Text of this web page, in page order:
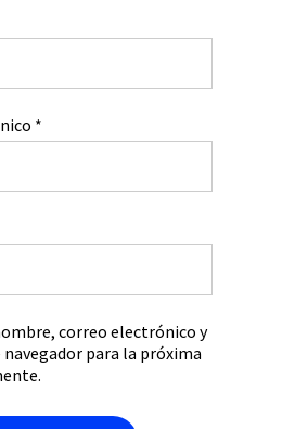
*
correo electrónico y
navegador para la próxima